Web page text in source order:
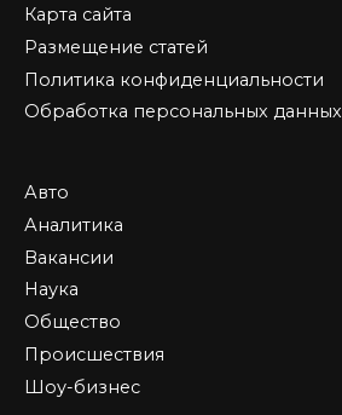
Карта сайта
Размещение статей
Политика конфиденциальности
Обработка персональных данных
Авто
Аналитика
Вакансии
Наука
Общество
Происшествия
Шоу-бизнес